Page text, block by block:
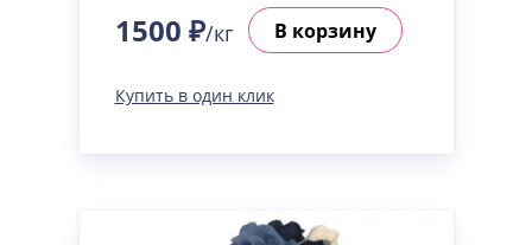
1500 ₽/кг В корзину
Купить в один клик